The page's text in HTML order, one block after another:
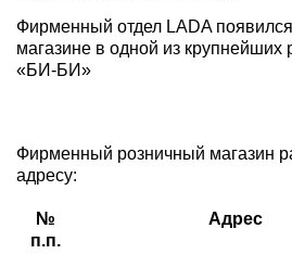
Фирменный отдел LADA
магазине в одной из крупнейших
«БИ-БИ»
Фирменный розничный магазин
адресу:
№
п.п.
Адрес